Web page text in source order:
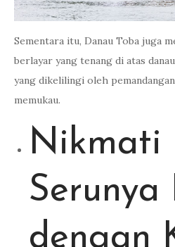
Sementara itu, Danau Toba juga
berlayar yang tenang di atas
yang dikelilingi oleh
memukau.
Nikmati
Serunya
dengan